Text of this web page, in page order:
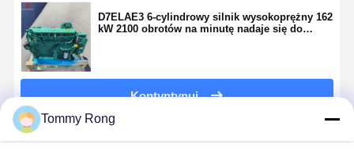
D7ELAE3 6-cylindrowy silnik wysokoprężny 162
kW 2100 obrotów na minutę nadaje się do
Kontyntynuj
Tommy Rong